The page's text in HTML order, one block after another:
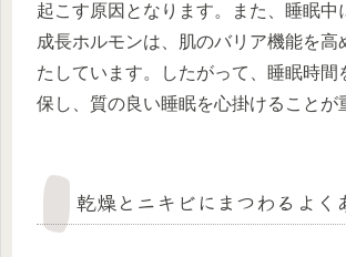
起こす原因となります。また、睡眠中
成長ホルモンは、肌のバリア機能を高
たしています。したがって、睡眠時間
保し、質の良い睡眠を心掛けることが
乾燥とニキビにまつわるよく